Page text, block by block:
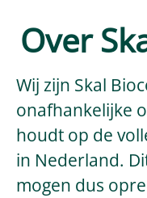
Over
Wij zijn Skal
onafhankelijke
houdt op de
in Nederland.
mogen dus